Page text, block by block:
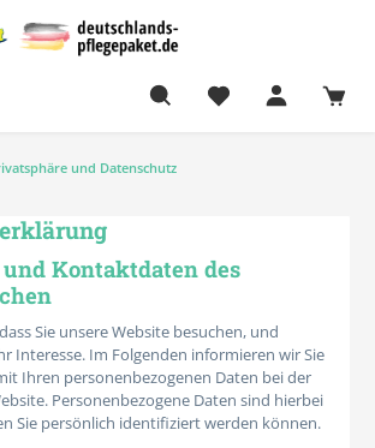
und Datenschutz
Kontaktdaten des
Sie unsere Website besuchen, und
Interesse. Im Folgenden informieren wir Sie
Ihren personenbezogenen Daten bei der
Personenbezogene Daten sind hierbei
Sie persönlich identifiziert werden können.